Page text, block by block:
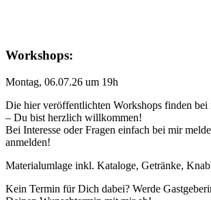
Workshops:
Montag, 06.07.26 um 19h
Die hier veröffentlichten Workshops finden
– Du bist herzlich willkommen!
Bei Interesse oder Fragen einfach bei mir
anmelden!
Materialumlage inkl. Kataloge, Getränke,
Kein Termin für Dich dabei? Werde